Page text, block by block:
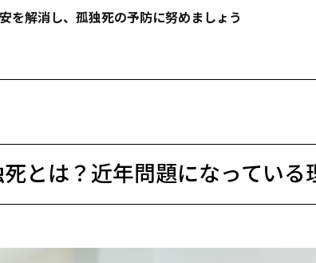
を解消し、孤独死の予防に努めましょう
とは？近年問題になっている